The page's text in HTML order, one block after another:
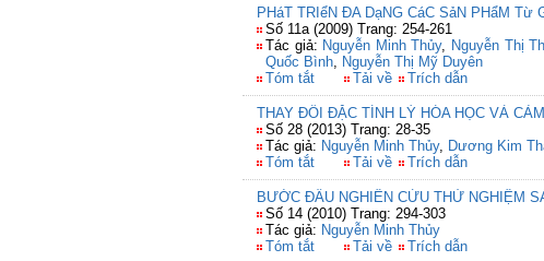
PHáT TRIểN ĐA DạNG CáC SảN PHẩM Từ
Số 11a (2009) Trang: 254-261
Tác giả: Nguyễn Minh Thủy, Nguyễn Thị
Quốc Bình, Nguyễn Thị Mỹ Duyên
Tóm tắt
Tải về Trích dẫn
THAY ĐỔI ĐẶC TÍNH LÝ HÓA HỌC VÀ
Số 28 (2013) Trang: 28-35
Tác giả: Nguyễn Minh Thủy, Dương Kim
Tóm tắt
Tải về Trích dẫn
BƯỚC ĐẦU NGHIÊN CỨU THỬ NGHIỆM
Số 14 (2010) Trang: 294-303
Tác giả: Nguyễn Minh Thủy
Tóm tắt
Tải về Trích dẫn